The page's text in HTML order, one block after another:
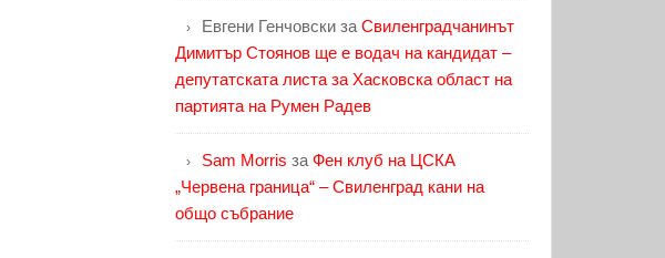
Евгени Генчовски за Свиленградчанинът
Димитър Стоянов ще е водач на кандидат –
депутатската листа за Хасковска област на
партията на Румен Радев
Sam Morris за Фен клуб на ЦСКА
„Червена граница“ – Свиленград кани на
общо събрание